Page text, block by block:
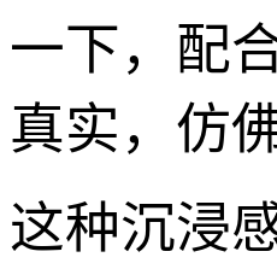
一下，配
真实，仿
这种沉浸